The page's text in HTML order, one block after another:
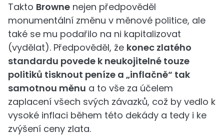
Takto Browne nejen předpověděl
monumentální změnu v měnové politice, ale
také se mu podařilo na ni kapitalizovat
(vydělat). Předpověděl, že konec zlatého
standardu povede k neukojitelné touze
politiků tisknout peníze a „inflačně“ tak
samotnou měnu a to vše za účelem
zaplacení všech svých závazků, což by vedlo k
vysoké inflaci během této dekády a tedy i ke
zvýšení ceny zlata.